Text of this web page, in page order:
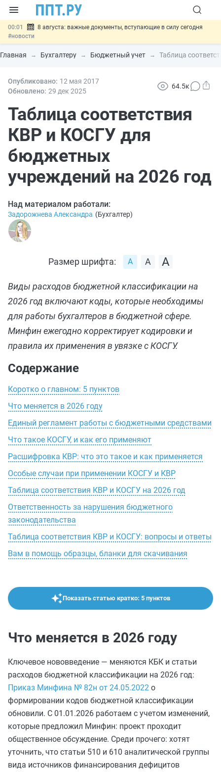
00:01
8 августа: важные документы, вступающие в силу сегодня
#новости
07.08 Подписан закон о блокировке продажи опасных товаров через
«Честный знак»#новости
07.08 Госпошлину за устранение ошибок в документах предлагают
отменить#новости
отношений
Главная Бухгалтеру Бюджетный учет Таблица
Опубликовано: 12 мая 2017
Обновлено: 29 дек 2025
64.5к
Таблица соответствия
КВР и КОСГУ для
бюджетных
учреждений на 2026 год
Над материалом работали:
Задорожнева Александра (Бухгалтер)
Размер шрифта:
Виды расходов бюджетной классификации на
2026 год включают коды, которые необходимы
для работы бухгалтеров в бюджетной сфере.
Минфин ежегодно корректирует кодировки и
правила их применения в увязке с КОСГУ.
Содержание
Коротко о главном: 5 пунктов
Что меняется в 2026 году
Единый регламент работы с бюджетными средствами
Что такое КОСГУ, и как его применяют
Расшифровка КВР: что это такое и как применяется
Особые случаи при применении КОСГУ и КВР
Таблица соответствия КВР и КОСГУ на 2026 год
Ответственность за нарушения бюджетного
законодательства
Таблица соответствия КВР и КОСГУ: вопросы и ответы
Вам в помощь образцы, бланки для скачивания
Показать статью кратко: 5 пунктов
Что меняется в 2026 году
Ключевое нововведение — меняются КБК и статьи
расходов бюджетной классификации на 2026 год:
Приказ Минфина № 82н от 24.05.2022 о
формировании кодов бюджетной классификации
обновили. С 01.01.2026 работаем с учетом изменений,
которые предложил Минфин: проект проходит
общественное обсуждение. Среди прочего: хотят
уточнить, что статьи 510 и 610 аналитической группы
вида источников финансирования дефицитов